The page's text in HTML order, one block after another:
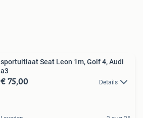
sportuitlaat Seat Leon 1m, Golf 4, Audi
a3
€ 75,00 Details